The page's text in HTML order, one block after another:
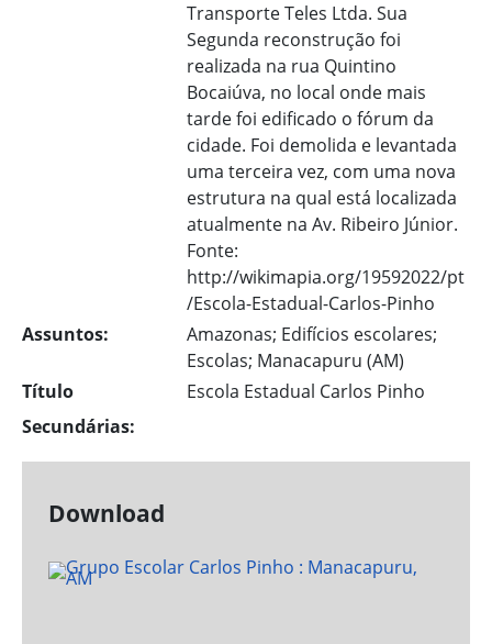
Transporte Teles Ltda. Sua
Segunda reconstrução foi
realizada na rua Quintino
Bocaiúva, no local onde mais
tarde foi edificado o fórum da
cidade. Foi demolida e levantada
uma terceira vez, com uma nova
estrutura na qual está localizada
atualmente na Av. Ribeiro Júnior.
Fonte:
http://wikimapia.org/19592022/pt
/Escola-Estadual-Carlos-Pinho
Assuntos:
Amazonas; Edifícios escolares;
Escolas; Manacapuru (AM)
Título
Secundárias:
Escola Estadual Carlos Pinho
Download